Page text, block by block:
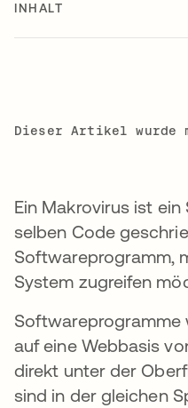
INHALT
Dieser Artikel wurde
Ein Makrovirus ist
selben Code
Softwareprogramm,
System zugreifen
Softwareprogramme
auf eine Webbasis
direkt unter der
sind in der gleichen